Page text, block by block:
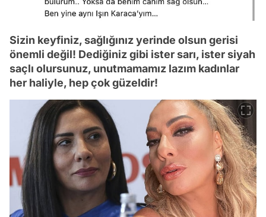
Sizin keyfiniz, sağlığınız yerinde olsun gerisi
önemli değil! Dediğiniz gibi ister sarı, ister siyah
saçlı olursunuz, unutmamamız lazım kadınlar
her haliyle, hep çok güzeldir!
Video
Test